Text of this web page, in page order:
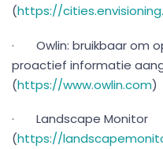
(https://
· Owlin: bruikbaar om
proactief informatie
(https://www.owlin.com)
· Landscape Monitor
(https://